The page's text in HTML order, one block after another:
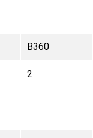
B360
2